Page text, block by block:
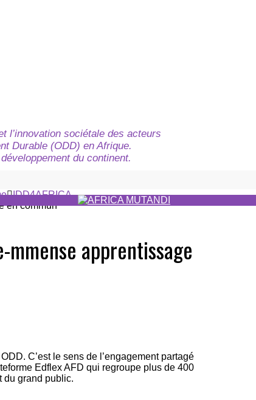
l’innovation sociétale des acteurs
Durable (ODD) en Afrique.
du continent.
IDD4AFRICA
mmense apprentissage
C’est le sens de l’engagement partagé
Edflex AFD qui regroupe plus de 400
du grand public.